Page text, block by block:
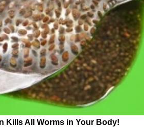
Kills All Worms in Your Body!